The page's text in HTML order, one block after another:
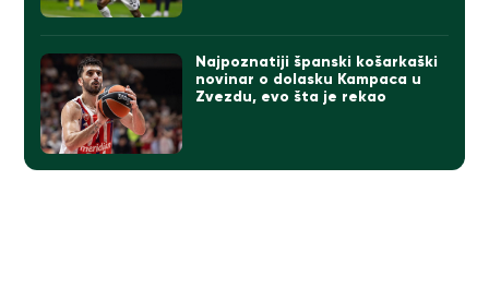
Najpoznatiji španski košarkaški
novinar o dolasku Kampaca u
Zvezdu, evo šta je rekao